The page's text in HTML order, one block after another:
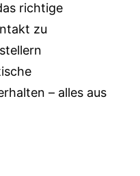
richtige
zu
– alles aus